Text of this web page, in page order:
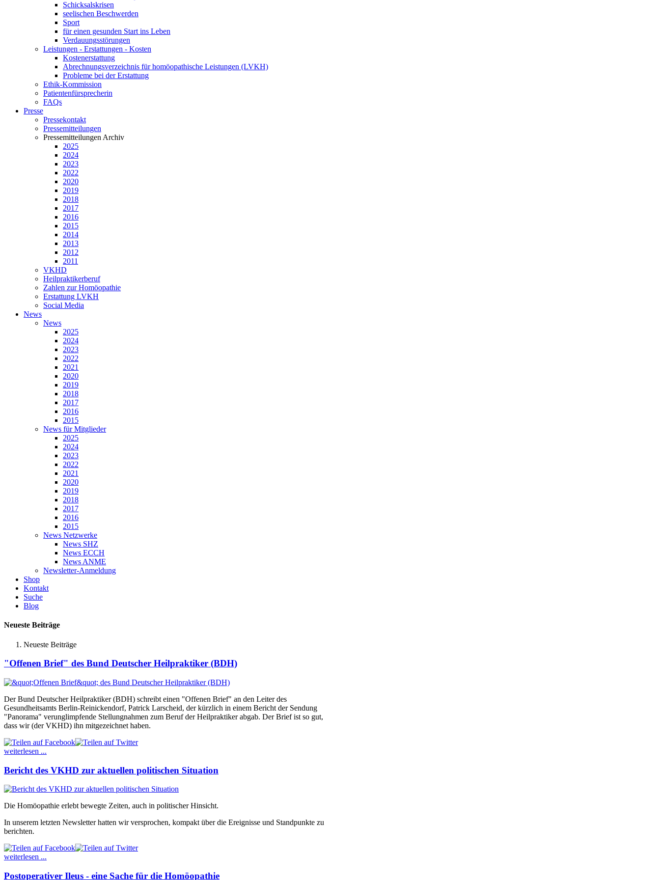
Schicksalskrisen
seelischen Beschwerden
Sport
für einen gesunden Start ins Leben
Verdauungsstörungen
Leistungen - Erstattungen - Kosten
Kostenerstattung
Abrechnungsverzeichnis für homöopathische Leistungen (LVKH)
Probleme bei der Erstattung
Ethik-Kommission
Patientenfürsprecherin
FAQs
Presse
Pressekontakt
Pressemitteilungen
Pressemitteilungen Archiv
2025
2024
2023
2022
2020
2019
2018
2017
2016
2015
2014
2013
2012
2011
VKHD
Heilpraktikerberuf
Zahlen zur Homöopathie
Erstattung LVKH
Social Media
News
News
2025
2024
2023
2022
2021
2020
2019
2018
2017
2016
2015
News für Mitglieder
2025
2024
2023
2022
2021
2020
2019
2018
2017
2016
2015
News Netzwerke
News SHZ
News ECCH
News ANME
Newsletter-Anmeldung
Shop
Kontakt
Suche
Blog
Neueste Beiträge
Neueste Beiträge
"Offenen Brief" des Bund Deutscher Heilpraktiker (BDH)
Der Bund Deutscher Heilpraktiker (BDH) schreibt einen "Offenen Brief" an den Leiter des
Gesundheitsamts Berlin-Reinickendorf, Patrick Larscheid, der kürzlich in einem Bericht der Sendung
"Panorama" verunglimpfende Stellungnahmen zum Beruf der Heilpraktiker abgab. Der Brief ist so gut,
dass wir (der VKHD) ihn mitgezeichnet haben.
weiterlesen ...
Bericht des VKHD zur aktuellen politischen Situation
Die Homöopathie erlebt bewegte Zeiten, auch in politischer Hinsicht.
In unserem letzten Newsletter hatten wir versprochen, kompakt über die Ereignisse und Standpunkte zu
berichten.
weiterlesen ...
Postoperativer Ileus - eine Sache für die Homöopathie